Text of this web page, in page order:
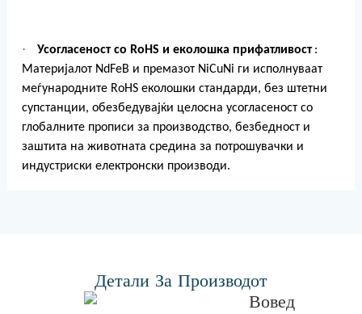
· Усогласеност со RoHS и еколошка прифатливост :
Материјалот NdFeB и премазот NiCuNi ги исполнуваат
меѓународните RoHS еколошки стандарди, без штетни
супстанции, обезбедувајќи целосна усогласеност со
глобалните прописи за производство, безбедност и
заштита на животната средина за потрошувачки и
индустриски електронски производи.
Детали За Производот
Вовед